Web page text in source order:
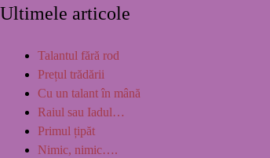
Ultimele articole
Talantul fără rod
Prețul trădării
Cu un talant în mână
Raiul sau Iadul…
Primul țipăt
Nimic, nimic….